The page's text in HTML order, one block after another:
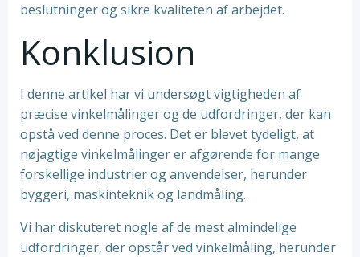
beslutninger og sikre kvaliteten af arbejdet.
Konklusion
I denne artikel har vi undersøgt vigtigheden af
præcise vinkelmålinger og de udfordringer, der kan
opstå ved denne proces. Det er blevet tydeligt, at
nøjagtige vinkelmålinger er afgørende for mange
forskellige industrier og anvendelser, herunder
byggeri, maskinteknik og landmåling.
Vi har diskuteret nogle af de mest almindelige
udfordringer, der opstår ved vinkelmåling, herunder